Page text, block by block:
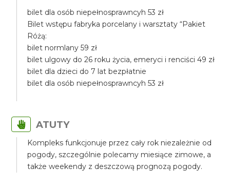
bilet dla osób niepełnosprawncyh 53 zł
Bilet wstępu fabryka porcelany i warsztaty “Pakiet
Różą:
bilet normlany 59 zł
bilet ulgowy do 26 roku życia, emeryci i renciści 49 zł
bilet dla dzieci do 7 lat bezpłatnie
bilet dla osób niepełnosprawncyh 53 zł
ATUTY
Kompleks funkcjonuje przez cały rok niezależnie od
pogody, szczególnie polecamy miesiące zimowe, a
także weekendy z deszczową prognozą pogody.